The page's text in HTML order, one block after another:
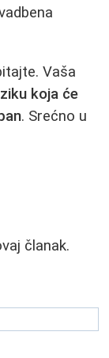
Vaša
koja će
. Srećno u
članak.